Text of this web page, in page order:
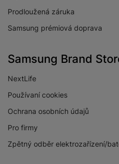
Prodloužená záruka
Samsung prémiová doprava
Samsung Brand
NextLife
Používaní cookies
Ochrana osobních údajů
Pro firmy
Zpětný odběr elektrozařízení/